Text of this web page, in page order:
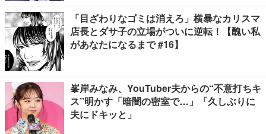
「目ざわりなゴミは消えろ」横暴なカリスマ
店長とダサ子の立場がついに逆転！【醜い私
があなたになるまで #16】
峯岸みなみ、YouTuber夫からの“不意打ちキ
ス”明かす「暗闇の密室で…」「久しぶりに
夫にドキッと」